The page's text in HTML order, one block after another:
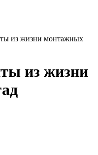
из жизни монтажных
из жизни